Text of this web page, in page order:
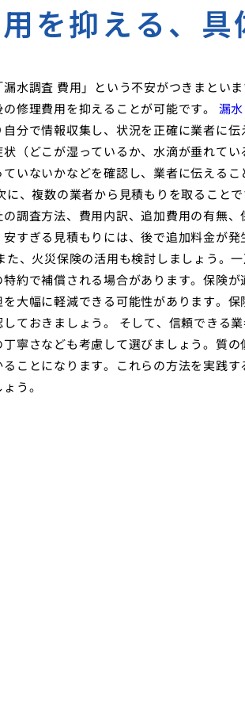
を抑える、具
水調査 費用」という不安がつきまとい
修理費用を抑えることが可能です。 漏
分で情報収集し、状況を正確に業者に
（どこが湿っているか、水滴が垂れて
いないかなどを確認し、業者に伝える
、複数の業者から見積もりを取ること
調査方法、費用内訳、追加費用の有無
すぎる見積もりには、後で追加料金が
た、火災保険の活用も検討しましょう。
約で補償される場合があります。保険
大幅に軽減できる可能性があります。保
ておきましょう。 そして、信頼できる
寧さなども考慮して選びましょう。質
ことになります。これらの方法を実践
う。